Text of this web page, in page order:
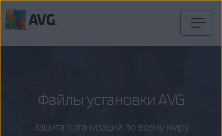
к
Файлы установки AVG
Защита организаций по всему миру